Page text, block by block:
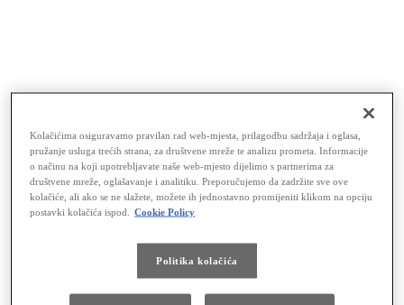
Kolačićima osiguravamo pravilan rad web-mjesta, prilagodbu sadržaja i oglasa,
pružanje usluga trećih strana, za društvene mreže te analizu prometa. Informacije
o načinu na koji upotrebljavate naše web-mjesto dijelimo s partnerima za
društvene mreže, oglašavanje i analitiku. Preporučujemo da zadržite sve ove
kolačiće, ali ako se ne slažete, možete ih jednostavno promijeniti klikom na opciju
postavki kolačića ispod. Cookie Policy
Politika kolačića